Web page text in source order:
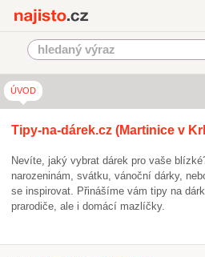
ÚVOD
Tipy-na-dárek.cz (Martinice v
Nevíte, jaký vybrat dárek pro vaše
narozeninám, svátku, vánoční dárky,
se inspirovat. Přinášíme vám tipy na
prarodiče, ale i domácí mazlíčky.